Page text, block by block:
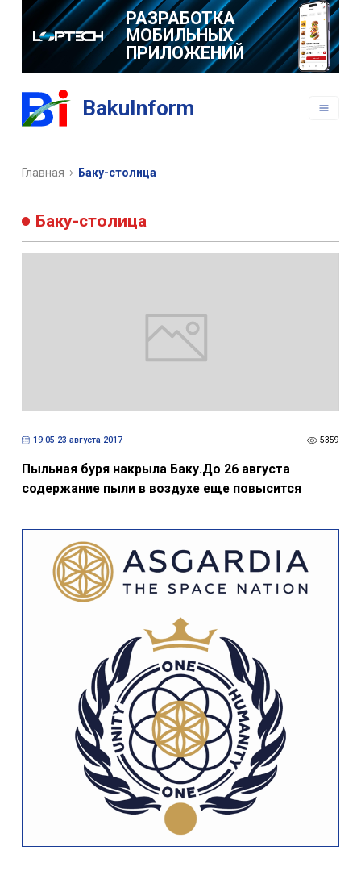
РАЗРАБОТКА
МОБИЛЬНЫХ
ПРИЛОЖЕНИЙ
BakuInform
Главная Баку-столица
Баку-столица
19:05 23 августа 2017 5359
Пыльная буря накрыла Баку.До 26 августа
содержание пыли в воздухе еще повысится